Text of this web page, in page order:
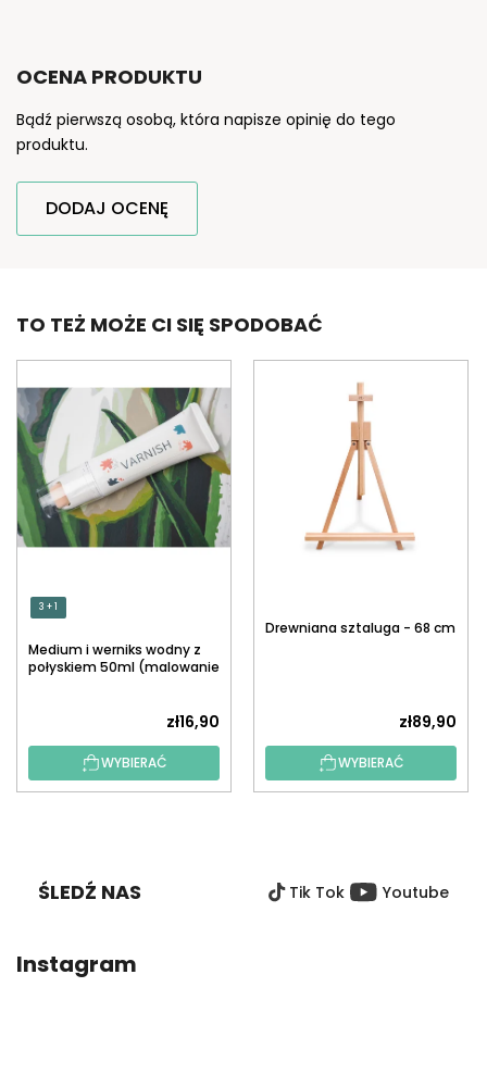
OCENA PRODUKTU
Bądź pierwszą osobą, która napisze opinię do tego
produktu.
DODAJ OCENĘ
TO TEŻ MOŻE CI SIĘ SPODOBAĆ
3 + 1
Medium i werniks wodny z
połyskiem 50ml (malowanie
zł16,90
WYBIERAĆ
Drewniana sztaluga - 68 cm
zł89,90
WYBIERAĆ
ŚLEDŹ NAS Tik Tok Youtube
Instagram